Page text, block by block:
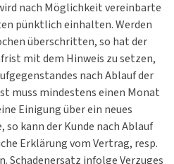
nach Möglichkeit vereinbarte
pünktlich einhalten. Werden
überschritten, so hat der
mit dem Hinweis zu setzen,
nach Ablauf der
muss mindestens einen Monat
Einigung über ein neues
kann der Kunde nach Ablauf
Erklärung vom Vertrag, resp.
Schadenersatz infolge Verzuges